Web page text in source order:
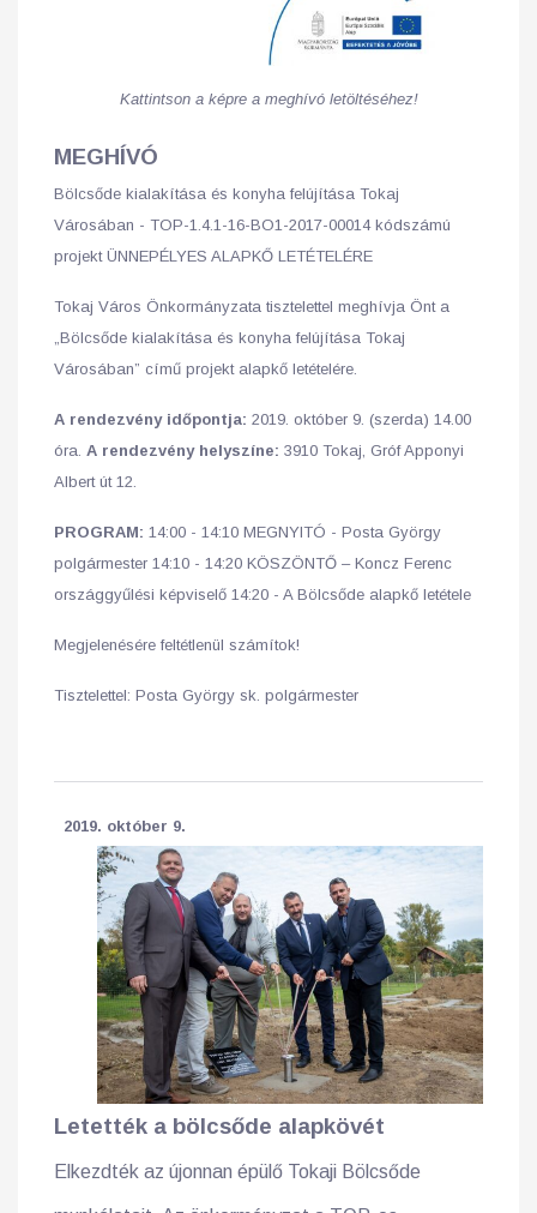
Kattintson a képre a meghívó letöltéséhez!
MEGHÍVÓ
Bölcsőde kialakítása és konyha felújítása Tokaj
Városában - TOP-1.4.1-16-BO1-2017-00014 kódszámú
projekt ÜNNEPÉLYES ALAPKŐ LETÉTELÉRE
Tokaj Város Önkormányzata tisztelettel meghívja Önt a
„Bölcsőde kialakítása és konyha felújítása Tokaj
Városában” című projekt alapkő letételére.
A rendezvény időpontja: 2019. október 9. (szerda) 14.00
óra. A rendezvény helyszíne: 3910 Tokaj, Gróf Apponyi
Albert út 12.
PROGRAM: 14:00 - 14:10 MEGNYITÓ - Posta György
polgármester 14:10 - 14:20 KÖSZÖNTŐ – Koncz Ferenc
országgyűlési képviselő 14:20 - A Bölcsőde alapkő letétele
Megjelenésére feltétlenül számítok!
Tisztelettel: Posta György sk. polgármester
2019. október 9.
Letették a bölcsőde alapkövét
Elkezdték az újonnan épülő Tokaji Bölcsőde